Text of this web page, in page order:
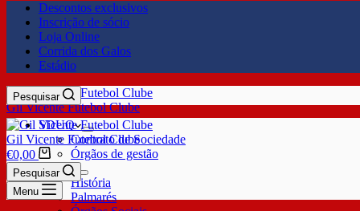
Descontos exclusivos
Inscrição de sócio
Loja Online
Corrida dos Galos
Estádio
Gil Vicente Futebol Clube
Pesquisar
SDUQ
Contrato de Sociedade
Órgãos de gestão
Clube
História
Palmarés
Gil Vicente Futebol Clube
€0,00
Pesquisar
Menu